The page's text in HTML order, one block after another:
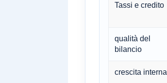
Tassi e credito
qualità del
bilancio
crescita interna